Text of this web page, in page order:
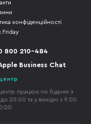
конфіденційності
Friday
800 210-484
Business Chat
працює по буднях з
20:00 та у вихідні з 9:00